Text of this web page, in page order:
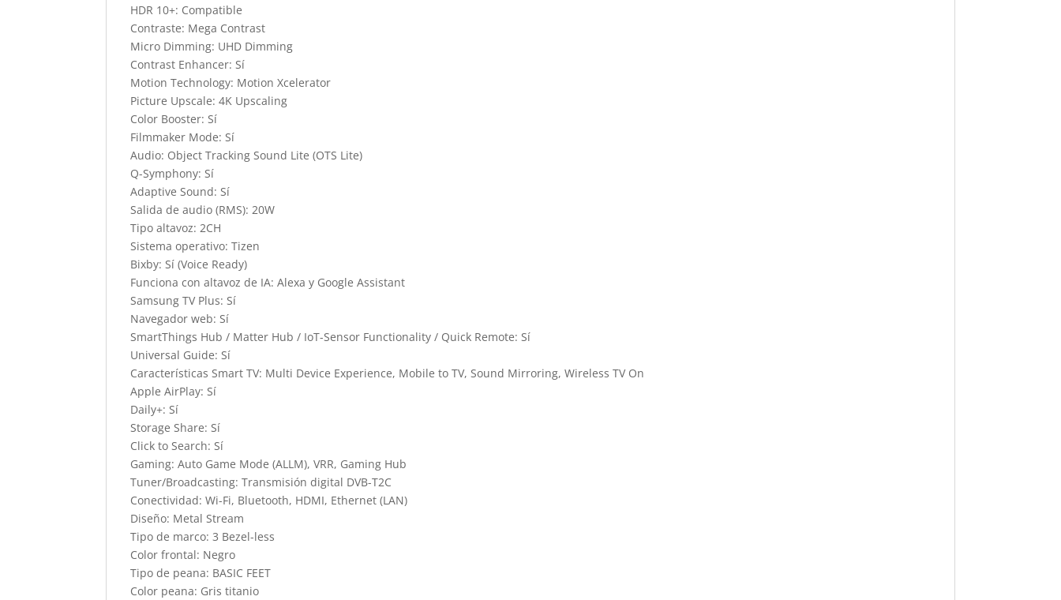
HDR 10+: Compatible
Contraste: Mega Contrast
Micro Dimming: UHD Dimming
Contrast Enhancer: Sí
Motion Technology: Motion Xcelerator
Picture Upscale: 4K Upscaling
Color Booster: Sí
Filmmaker Mode: Sí
Audio: Object Tracking Sound Lite (OTS Lite)
Q-Symphony: Sí
Adaptive Sound: Sí
Salida de audio (RMS): 20W
Tipo altavoz: 2CH
Sistema operativo: Tizen
Bixby: Sí (Voice Ready)
Funciona con altavoz de IA: Alexa y Google Assistant
Samsung TV Plus: Sí
Navegador web: Sí
SmartThings Hub / Matter Hub / IoT-Sensor Functionality / Quick Remote: Sí
Universal Guide: Sí
Características Smart TV: Multi Device Experience, Mobile to TV, Sound Mirroring, Wireless TV On
Apple AirPlay: Sí
Daily+: Sí
Storage Share: Sí
Click to Search: Sí
Gaming: Auto Game Mode (ALLM), VRR, Gaming Hub
Tuner/Broadcasting: Transmisión digital DVB-T2C
Conectividad: Wi-Fi, Bluetooth, HDMI, Ethernet (LAN)
Diseño: Metal Stream
Tipo de marco: 3 Bezel-less
Color frontal: Negro
Tipo de peana: BASIC FEET
Color peana: Gris titanio